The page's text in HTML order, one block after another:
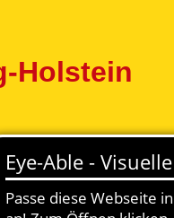
Holstein